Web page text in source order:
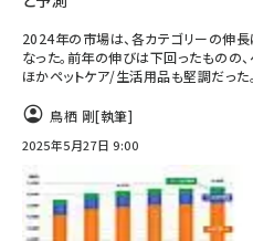
2024年の市場は、各カテゴリーの伸
なった。前年の伸びは下回ったものの
ほかペットケア/生活用品も堅調だった。
鳥栖 剛[執筆]
2025年5月27日 9:00